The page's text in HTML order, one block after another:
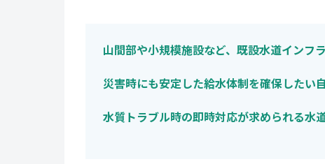
山間部や小規模施設など、既設水道インフ
災害時にも安定した給水体制を確保したい
水質トラブル時の即時対応が求められる水